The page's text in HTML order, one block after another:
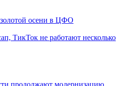
золотой осени в ЦФО
ТикТок не работают несколько
продолжают модернизацию